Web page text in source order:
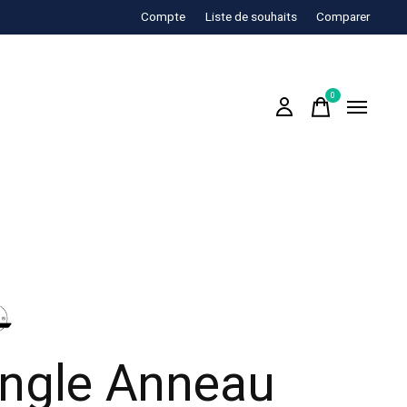
Compte Liste de souhaits Comparer
0items
Anneau